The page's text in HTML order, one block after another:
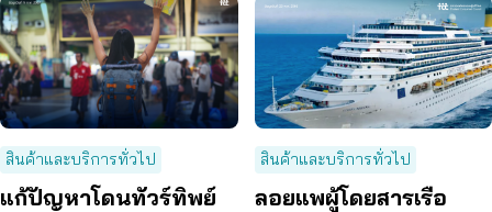
สินค้าและบริการทั่วไป
แก้ปัญหาโดนทัวร์ทิพย์
สินค้าและบริการทั่วไป
ลอยแพผู้โดยสารเรือ